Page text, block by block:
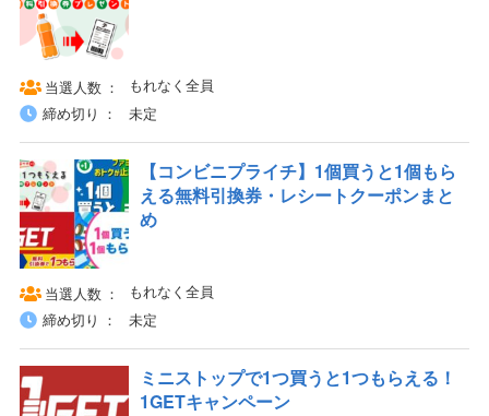
当選人数
もれなく全員
締め切り
未定
【コンビニプライチ】1個買うと1個もら
える無料引換券・レシートクーポンまと
め
当選人数
もれなく全員
締め切り
未定
ミニストップで1つ買うと1つもらえる！
1GETキャンペーン